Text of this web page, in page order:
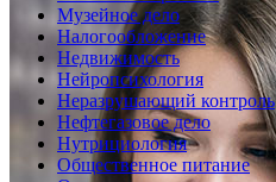
Музейное дело
Налогообложение
Недвижимость
Нейропсихология
Неразрушающий контроль
Нефтегазовое дело
Нутрициология
Общественное питание